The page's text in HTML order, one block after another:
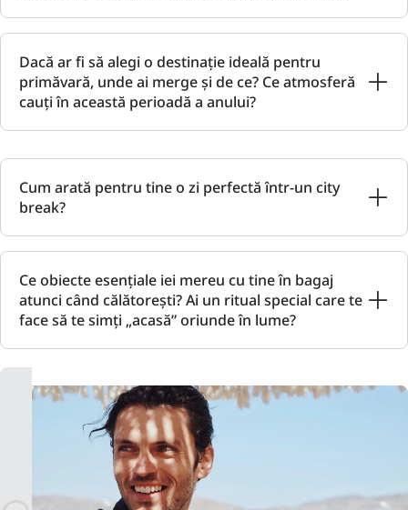
Dacă ar fi să alegi o destinație ideală pentru
primăvară, unde ai merge și de ce? Ce atmosferă
cauți în această perioadă a anului?
Cum arată pentru tine o zi perfectă într-un city
break?
Ce obiecte esențiale iei mereu cu tine în bagaj
atunci când călătorești? Ai un ritual special care te
face să te simți „acasă” oriunde în lume?